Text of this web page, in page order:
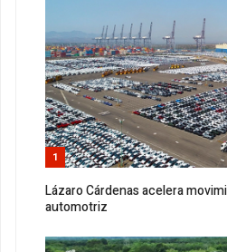
1
Lázaro Cárdenas acelera
automotriz